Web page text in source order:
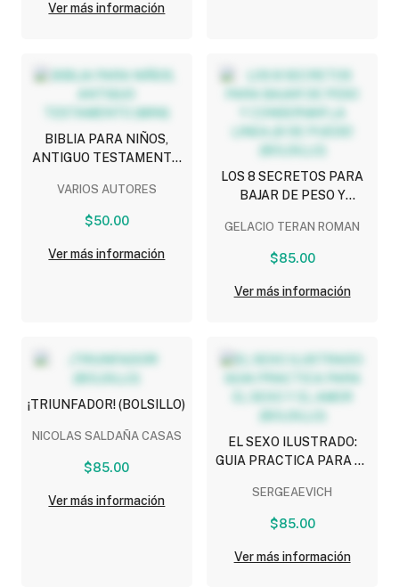
Ver más información
BIBLIA PARA NIÑOS,
ANTIGUO TESTAMENTO
VARIOS AUTORES
$50.00
Ver más información
LOS 8 SECRETOS PARA
BAJAR DE PESO Y
SE PUEDE! (BOLSILLO)
GELACIO TERAN ROMAN
$85.00
Ver más información
¡TRIUNFADOR! (BOLSILLO)
NICOLAS SALDAÑA CASAS
$85.00
Ver más información
EL SEXO ILUSTRADO:
GUIA PRACTICA PARA EL
(BOLSILLO)
SERGEAEVICH
$85.00
Ver más información